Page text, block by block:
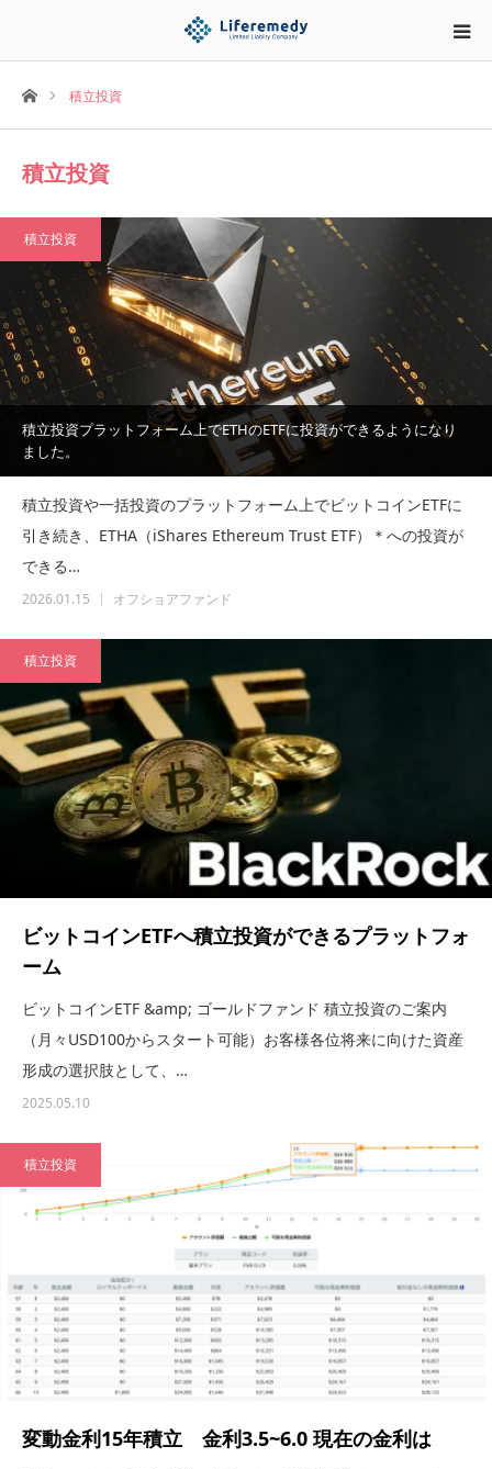
ホーム積立投資
積立投資
積立投資
積立投資プラットフォーム上でETHのETFに投資ができるようになり
ました。
積立投資や一括投資のプラットフォーム上でビットコインETFに
引き続き、ETHA（iShares Ethereum Trust ETF）＊への投資が
できる…
2026.01.15 オフショアファンド
積立投資
ビットコインETFへ積立投資ができるプラットフォ
ーム
ビットコインETF &amp; ゴールドファンド 積立投資のご案内
（月々USD100からスタート可能）お客様各位将来に向けた資産
形成の選択肢として、…
2025.05.10
積立投資
変動金利15年積立 金利3.5~6.0 現在の金利は